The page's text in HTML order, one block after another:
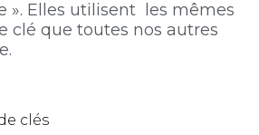
». Elles utilisent les mêmes
clé que toutes nos autres
clés